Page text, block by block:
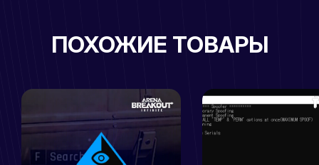
ПОХОЖИЕ ТОВАРЫ